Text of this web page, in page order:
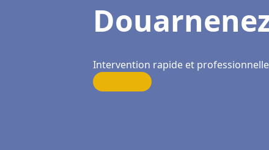
Intervention rapide et